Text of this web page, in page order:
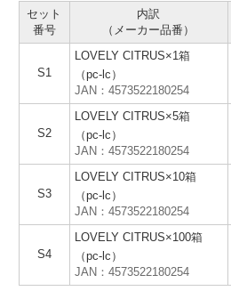
セット
番号
内訳
（メーカー品番）
S1
LOVELY CITRUS×1箱
（pc-lc）
JAN：4573522180254
S2
LOVELY CITRUS×5箱
（pc-lc）
JAN：4573522180254
S3
LOVELY CITRUS×10箱
（pc-lc）
JAN：4573522180254
S4
LOVELY CITRUS×100箱
（pc-lc）
JAN：4573522180254